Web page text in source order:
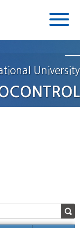
University